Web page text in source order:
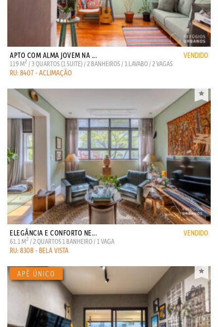
APTO COM ALMA JOVEM NA ... VENDIDO
119 M2 / 3 QUARTOS (1 SUITE) / 2 BANHEIROS / 1 LAVABO / 2 VAGAS
RU: 8407 - ACLIMAÇÃO
ELEGÂNCIA E CONFORTO NE... VENDIDO
61.1 M2 / 2 QUARTOS 1 BANHEIRO / 1 VAGA
RU: 8308 - BELA VISTA